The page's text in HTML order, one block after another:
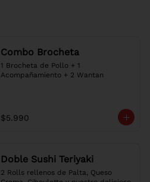
Combo Brocheta
1 Brocheta de Pollo + 1
Acompañamiento + 2 Wantan
$5.990
Doble Sushi Teriyaki
2 Rolls rellenos de Palta, Queso